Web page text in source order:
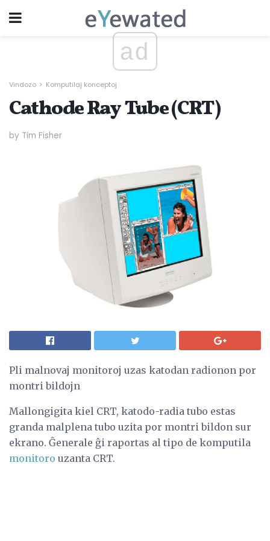
ad
Vindozo Komputilaj konceptoj
Cathode Ray Tube (CRT)
by Tim Fisher
Pli malnovaj monitoroj uzas katodan radionon por
montri bildojn
Mallongigita kiel CRT, katodo-radia tubo estas
granda malplena tubo uzita por montri bildon sur
ekrano. Ĝenerale ĝi raportas al tipo de komputila
monitoro uzanta CRT.